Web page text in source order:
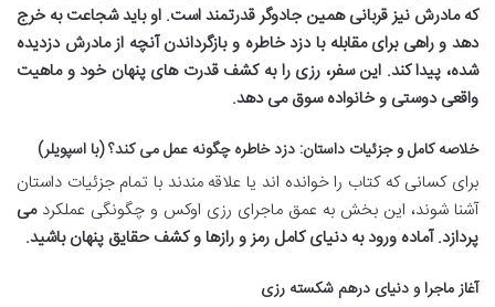
که مادرش نیز قربانی همین جادوگر قدرتمند است. او باید شجاعت به خرج
دهد و راهی برای مقابله با دزد خاطره و بازگرداندن آنچه از مادرش دزدیده
شده، پیدا کند. این سفر، رزی را به کشف قدرت های پنهان خود و ماهیت
واقعی دوستی و خانواده سوق می دهد.
خلاصه کامل و جزئیات داستان: دزد خاطره چگونه عمل می کند؟ (با اسپویلر)
برای کسانی که کتاب را خوانده اند یا علاقه مندند با تمام جزئیات داستان
آشنا شوند، این بخش به عمق ماجرای رزی اوکس و چگونگی عملکردمی
پردازد. آماده ورود به دنیای کامل رمز و رازها و کشف حقایق پنهان باشید.
آغاز ماجرا و دنیای درهم شکسته رزی